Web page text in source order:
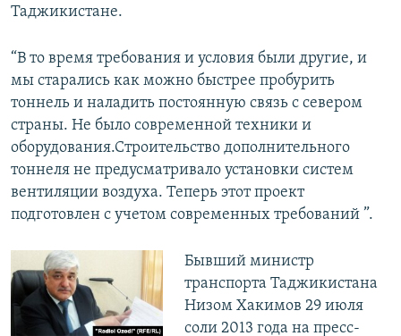
Таджикистане.
“В то время требования и условия были другие, и
мы старались как можно быстрее пробурить
тоннель и наладить постоянную связь с севером
страны. Не было современной техники и
оборудования.Строительство дополнительного
тоннеля не предусматривало установки систем
вентиляции воздуха. Теперь этот проект
подготовлен с учетом современных требований ”.
Бывший министр
транспорта Таджикистана
Низом Хакимов 29 июля
соли 2013 года на пресс-